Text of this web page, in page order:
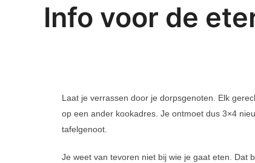
Info voor de
Laat je verrassen door je dorpsgenoten. Elk
op een ander kookadres. Je ontmoet dus 3×4
tafelgenoot.
Je weet van tevoren niet bij wie je gaat eten. Dat